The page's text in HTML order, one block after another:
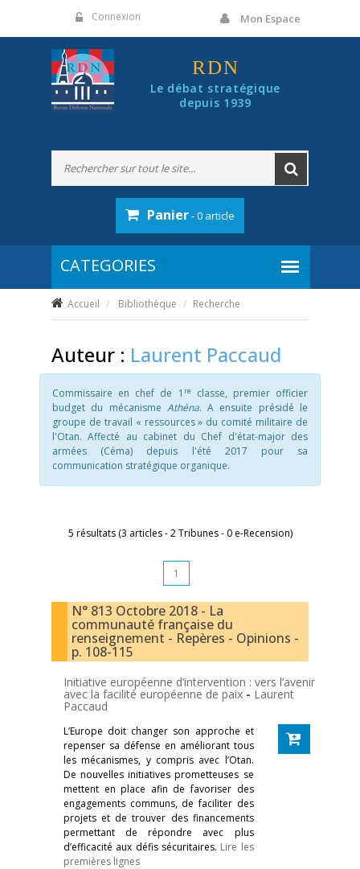
Connexion Mon Espace
RDN
Le débat stratégique
depuis 1939
Panier- 0 article
Accueil Bibliothèque Recherche
Auteur : Laurent Paccaud
Commissaire en chef de 1 re
classe, premier officier
budget du mécanisme Athéna. A ensuite présidé le
groupe de travail « ressources » du comité militaire de
l'Otan. Affecté au cabinet du Chef d'état-major des
armées (Céma) depuis l'été 2017 pour sa
communication stratégique organique.
5 résultats (3 articles - 2 Tribunes - 0 e-Recension)
1
N° 813 Octobre 2018 - La
communauté française du
renseignement - Repères - Opinions -
p. 108-115
Initiative européenne d’intervention : vers l’avenir
avec la facilité européenne de paix - Laurent
Paccaud
L’Europe doit changer son approche et
repenser sa défense en améliorant tous
les mécanismes, y compris avec l’Otan.
De nouvelles initiatives prometteuses se
mettent en place afin de favoriser des
engagements communs, de faciliter des
projets et de trouver des financements
permettant de répondre avec plus
d’efficacité aux défis sécuritaires. Lire les
premières lignes